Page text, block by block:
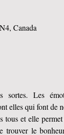
Canada
Les
elles qui font de
et elle
le